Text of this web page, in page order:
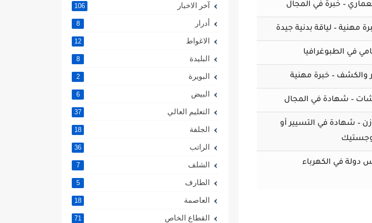
– خبرة في المجال
مهنية – لياقة بدنية جيدة
في الطبوغرافيا
والكشف – خبرة مهنية
– شهادة في المجال
– شهادة في التسيير أو
في الكهرباء
آخر الاخبار 106
أدرار 8
الاغواط 12
البليدة 8
البويرة 2
البيض 6
التعليم العالي 37
الجلفة 18
الراتب 36
الشلف 7
الطارف 5
العاصمة 18
القطاع الخاص 71